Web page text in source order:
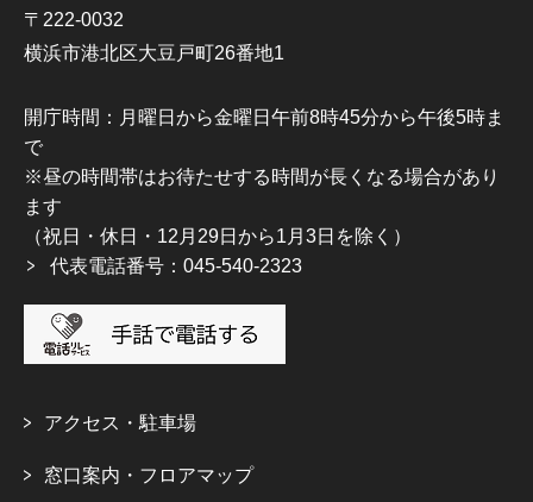
〒222-0032
横浜市港北区大豆戸町26番地1
開庁時間：月曜日から金曜日午前8時45分から午後5時ま
で
※昼の時間帯はお待たせする時間が長くなる場合があり
ます
（祝日・休日・12月29日から1月3日を除く）
代表電話番号：045-540-2323
アクセス・駐車場
窓口案内・フロアマップ